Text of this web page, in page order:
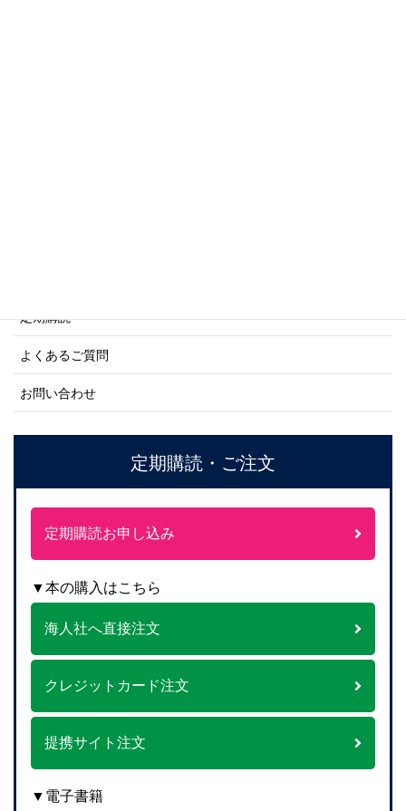
定期購読
よくあるご質問
お問い合わせ
定期購読・ご注文
定期購読お申し込み
▼本の購入はこちら
海人社へ直接注文
クレジットカード注文
提携サイト注文
▼電子書籍